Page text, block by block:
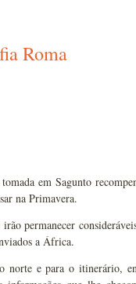
Roma
em Sagunto
na Primavera.
permanecer
a África.
e para o itinerário,